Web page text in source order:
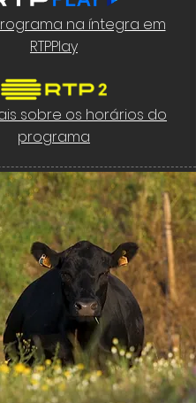
na íntegra em
RTPPlay
sobre os horários do
programa